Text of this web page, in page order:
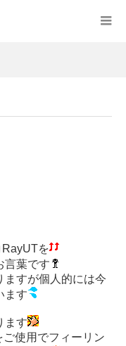
を
言葉です
ますが個人的には今
ます
ます
使用でフィーリン